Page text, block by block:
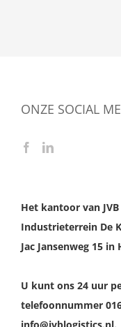
ONZE SOCIAL
Het kantoor van
Industrieterrein De
Jac Jansenweg 15
U kunt ons 24 uur
telefoonnummer